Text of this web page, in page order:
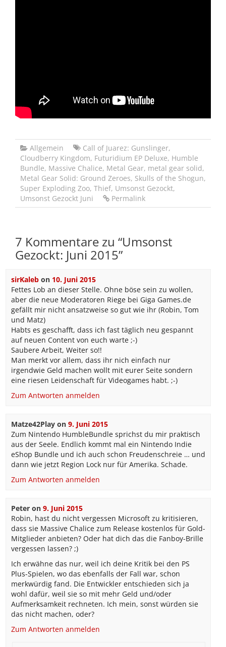
Allgemein Call of Juarez: Gunslinger,
Cloudberry Kingdom, Futuridium EP Deluxe, Humble
Bundle, Massive Chalice, Metal Gear, metal gear solid,
Metal Gear Solid: Ground Zeroes, Skulls of the Shogun,
Super Exploding Zoo, Thief, Umsonst Gezockt,
Umsonst Gezockt Juni
Permalink
7 Kommentare zu “Umsonst
Gezockt: Juni 2015”
sirKalebon 10. Juni 2015
Fettes Lob an dieser Stelle. Ohne böse sein zu wollen,
aber die neue Moderatoren Riege bei Giga Games.de
gefällt mir nicht ansatzweise so gut wie ihr (Robin, Tom
und Matz)
Habts es geschafft, dass ich fast täglich neu gespannt
auf neuen Content von euch warte ;-)
Saubere Arbeit, Weiter so!!
Man merkt vor allem, dass ihr nich einfach nur
irgendwie Geld machen wollt mit eurer Seite sondern
eine riesen Leidenschaft für Videogames habt. ;-)
Zum Antworten anmelden
Matze42Playon 9. Juni 2015
Zum Nintendo HumbleBundle sprichst du mir praktisch
aus der Seele. Endlich kommt mal ein Nintendo Indie
eShop Bundle und ich auch schon Freudenschreie … und
dann wie jetzt Region Lock nur für Amerika. Schade.
Zum Antworten anmelden
Peteron 9. Juni 2015
Robin, hast du nicht vergessen Microsoft zu kritisieren,
dass sie Massive Chalice zum Release kostenlos für Gold-
Mitglieder anbieten? Oder hat dich das die Fanboy-Brille
vergessen lassen? ;)
Ich erwähne das nur, weil ich deine Kritik bei den PS
Plus-Spielen, wo das ebenfalls der Fall war, schon
merkwürdig fand. Die Entwickler entschieden sich ja
wohl dafür, weil sie so mit mehr Geld und/oder
Aufmerksamkeit rechneten. Ich mein, sonst würden sie
das nicht machen, oder?
Zum Antworten anmelden